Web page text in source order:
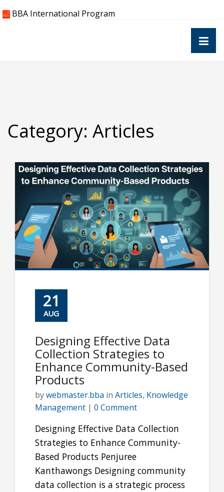
to BBA International Program
Category: Articles
21
AUG
Designing Effective Data
Collection Strategies to
Enhance Community-Based
Products
bywebmaster.bba in Articles, Knowledge
Management | 0 Comment
Designing Effective Data Collection
Strategies to Enhance Community-
Based Products Penjuree
Kanthawongs Designing community
data collection is a strategic process